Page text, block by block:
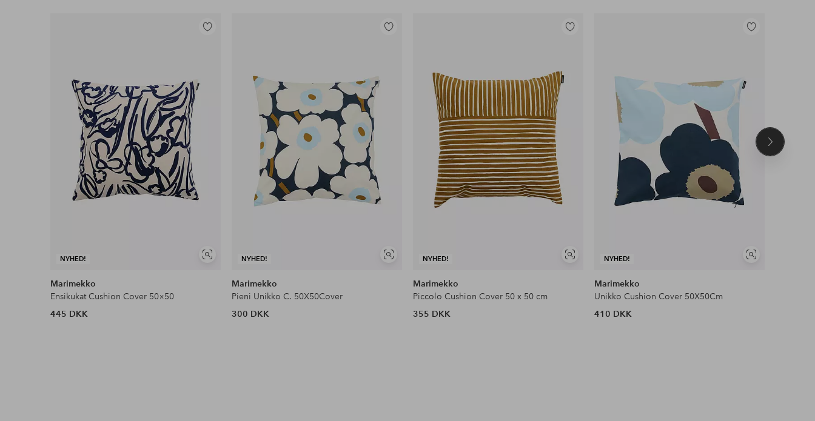
NYHED!
Se
Tilføj
Marimekko
Ensikukat Cushion Cover 50×50
445 DKK
NYHED!
Se
Tilføj
Marimekko
Pieni Unikko C. 50X50Cover
300 DKK
NYHED!
Se
Tilføj
Marimekko
Piccolo Cushion Cover 50 x 50 cm
355 DKK
NYHED!
Se
Tilføj
Marimekko
Unikko Cushion Cover 50X50Cm
410 DKK
Næste